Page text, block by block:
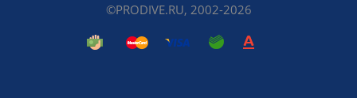
©PRODIVE.RU, 2002-2026